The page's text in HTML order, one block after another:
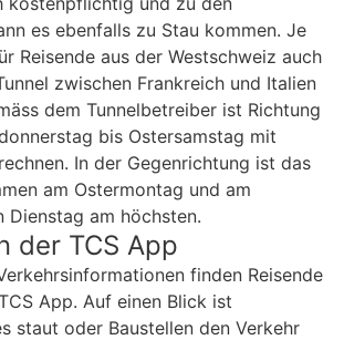
es ebenfalls zu Stau kommen. Je
Reisende aus der Westschweiz auch
zwischen Frankreich und Italien
dem Tunnelbetreiber ist Richtung
bis Ostersamstag mit
In der Gegenrichtung ist das
am Ostermontag und am
Dienstag am höchsten.
der TCS App
finden Reisende
App. Auf einen Blick ist
staut oder Baustellen den Verkehr